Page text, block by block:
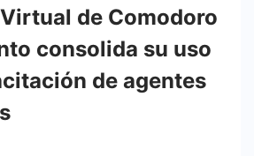
de Comodoro
consolida su uso
de agentes